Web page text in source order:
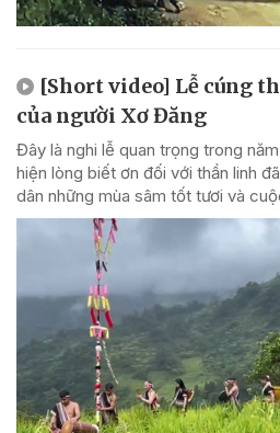
[Short video] Lễ cúng
của người Xơ Đăng
Đây là nghi lễ quan trọng trong
hiện lòng biết ơn đối với thần linh
dân những mùa sâm tốt tươi và